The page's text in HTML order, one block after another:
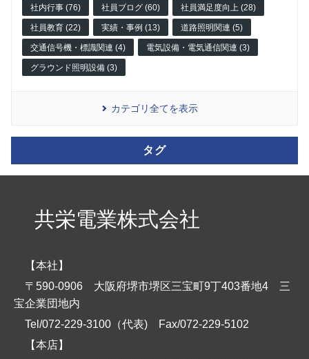
社内行事 (76) 社員ブログ (60) 社員満足度向上 (28)
社員教育 (22) 実績・事例 (13) 道路照明関連 (5)
交通信号機・標識関連 (4) 電気設備・電気通信関連 (3)
グラウンド照明設備 (3)
カテゴリ全てを表示
タグ
共栄電業株式会社
【本社】
〒590-0906 大阪府堺市堺区三宝町9丁403番地4 三
宝企業団地内
Tel/072-229-3100（代表)
Fax/072-229-5102
【本店】